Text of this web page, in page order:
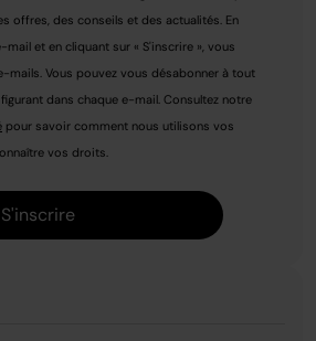
offres, des conseils et des actualités. En
et en cliquant sur « S'inscrire », vous
mails. Vous pouvez vous désabonner à tout
dans chaque e-mail. Consultez notre
pour savoir comment nous utilisons vos
vos droits.
S'inscrire